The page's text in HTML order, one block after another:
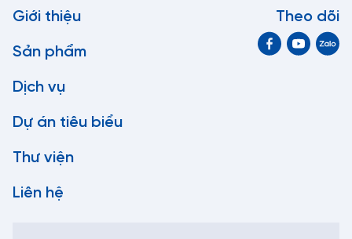
Giới thiệu
Sản phẩm
Dịch vụ
Dự án tiêu biểu
Thư viện
Liên hệ
Theo dõi